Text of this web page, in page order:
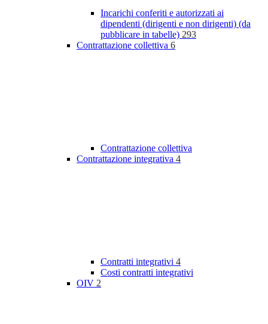
Incarichi conferiti e autorizzati ai
dipendenti (dirigenti e non dirigenti) (da
pubblicare in tabelle) 293
Contrattazione collettiva 6
Contrattazione collettiva
Contrattazione integrativa 4
Contratti integrativi 4
Costi contratti integrativi
OIV 2